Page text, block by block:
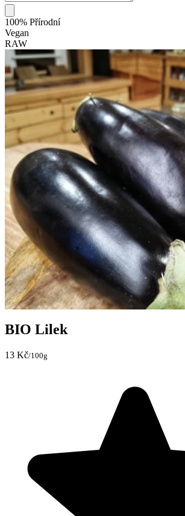
100% Přírodní
Vegan
RAW
BIO Lilek
13 Kč/100g